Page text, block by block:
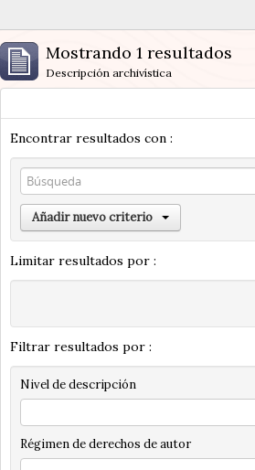
Mostrando 1 resultados
Descripción archivística
Encontrar resultados con :
Añadir nuevo criterio
Limitar resultados por :
Filtrar resultados por :
Nivel de descripción
Régimen de derechos de autor